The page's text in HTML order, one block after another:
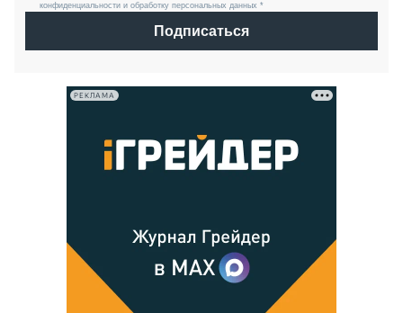
конфиденциальности и обработку персональных данных *
Подписаться
РЕКЛАМА